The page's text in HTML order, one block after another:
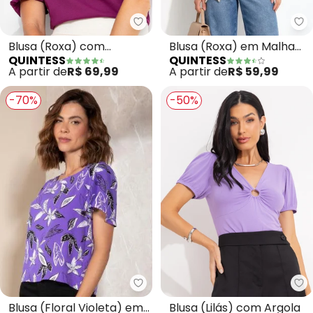
Quintess - Blusa (Roxa) com
Blusa (Roxa) com
Elástico nas Mangas
QUINTESS
A partir deR$ 69,99
Blusa (Roxa) em Malha
de Algodão
QUINTESS
A partir deR$ 59,99
-70%
Quintess - Blusa (Floral
Blusa (Floral Violeta) em
-50%
Blusa (Lilás) com Argola